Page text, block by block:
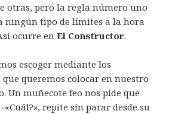
otras, pero la regla número uno
ningún tipo de límites a la hora
ocurre enEl Constructor.
escoger mediante los
queremos colocar en nuestro
Un muñecote feo nos pide que
repite sin parar desde su